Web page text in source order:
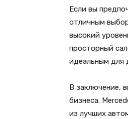
Если вы
отличным
высокий
просторный
идеальным для
В заключение,
бизнеса.
из лучших